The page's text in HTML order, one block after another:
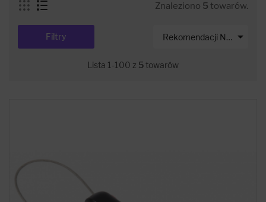
Znaleziono 5 towarów.
Rekomendacji Net-s 
Filtry
Lista 1-100 z 5towarów